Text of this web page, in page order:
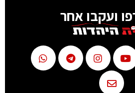
ועקבו אחר